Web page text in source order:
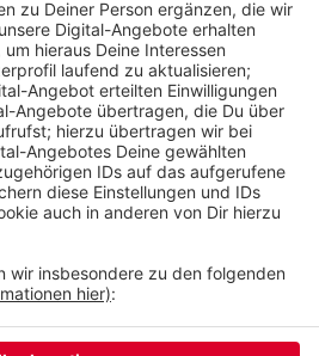
05.12.2019 10:52